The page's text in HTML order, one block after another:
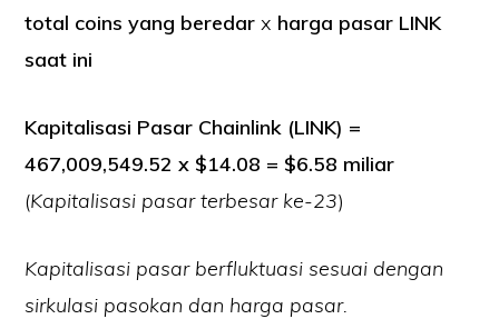
total coins yang beredarx harga pasar LINK
saat ini
Kapitalisasi Pasar Chainlink (LINK) =
467,009,549.52 x $14.08 = $6.58 miliar
(Kapitalisasi pasar terbesar ke-23)
Kapitalisasi pasar berfluktuasi sesuai dengan
sirkulasi pasokan dan harga pasar.